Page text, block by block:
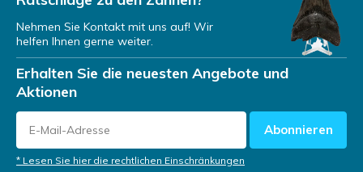
Nehmen Sie Kontakt mit uns auf! Wir
helfen Ihnen gerne weiter.
Erhalten Sie die neuesten Angebote und
Aktionen
Abonnieren
* Lesen Sie hier die rechtlichen Einschränkungen